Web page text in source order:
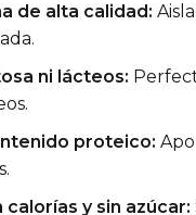
original
era:
$72.990.
de alta calidad:
ni lácteos:
proteico:
calorías y sin azúcar: